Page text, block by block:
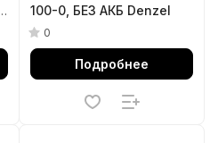
100-0, БЕЗ АКБ Denzel
0
Подробнее